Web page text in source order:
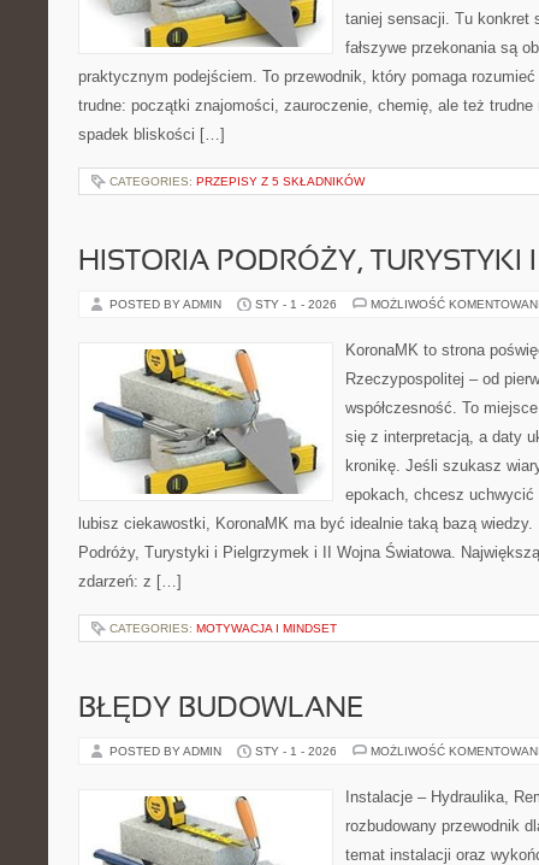
taniej sensacji. Tu konkret
fałszywe przekonania są
praktycznym podejściem. To przewodnik, który pomaga
trudne: początki znajomości, zauroczenie, chemię, ale też trudne
spadek bliskości […]
CATEGORIES: PRZEPISY Z 5 SKŁADNIKÓW
HISTORIA PODRÓŻY, TURYSTYKI
POSTED BY ADMIN STY - 1 - 2026 MOŻLIWOŚĆ
KoronaMK to strona
Rzeczypospolitej – od
współczesność. To
się z interpretacją, a daty
kronikę. Jeśli szukasz
epokach, chcesz uchwycić
lubisz ciekawostki, KoronaMK ma być idealnie taką bazą
Podróży, Turystyki i Pielgrzymek i II Wojna Światowa.
zdarzeń: z […]
CATEGORIES: MOTYWACJA I MINDSET
BŁĘDY BUDOWLANE
POSTED BY ADMIN STY - 1 - 2026 MOŻLIWOŚĆ
Instalacje – Hydraulika,
rozbudowany przewodnik
temat instalacji oraz